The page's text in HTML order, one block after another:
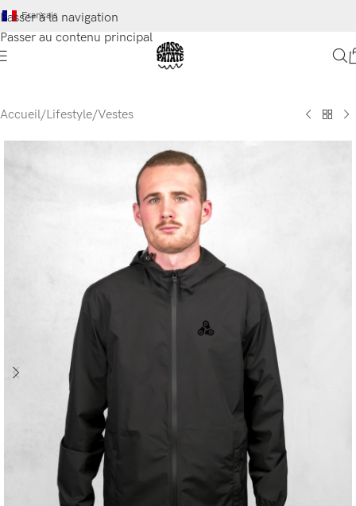
Passer à la navigation
Passer au contenu principal
Français
Accueil/Lifestyle/Vestes